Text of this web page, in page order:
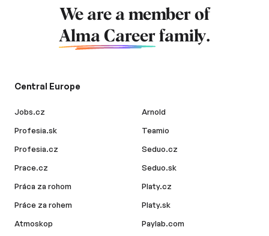
We are a member of
Alma Career family.
Central Europe
Jobs.cz
Profesia.sk
Profesia.cz
Prace.cz
Práca za rohom
Práce za rohem
Atmoskop
Arnold
Teamio
Seduo.cz
Seduo.sk
Platy.cz
Platy.sk
Paylab.com